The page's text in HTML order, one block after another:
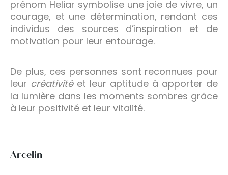
prénom Heliar symbolise une joie de vivre, un
courage, et une détermination, rendant ces
individus des sources d’inspiration et de
motivation pour leur entourage.
De plus, ces personnes sont reconnues pour
leur créativitéet leur aptitude à apporter de
la lumière dans les moments sombres grâce
à leur positivité et leur vitalité.
Arcelin